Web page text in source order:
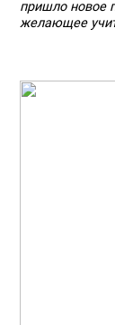
пришло новое
желающее